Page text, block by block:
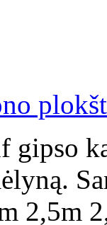
gipso
2,5m